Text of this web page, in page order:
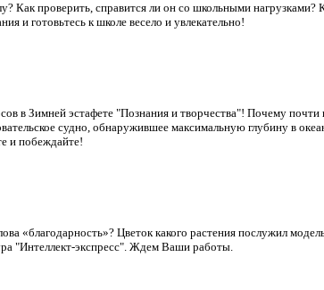
Как проверить, справится ли он со школьными
и готовьтесь к школе весело и увлекательно!
в Зимней эстафете "Познания и творчества"! Почему
судно, обнаружившее максимальную глубину в
и побеждайте!
«благодарность»? Цветок какого растения послужил
"Интеллект-экспресс". Ждем Ваши работы.